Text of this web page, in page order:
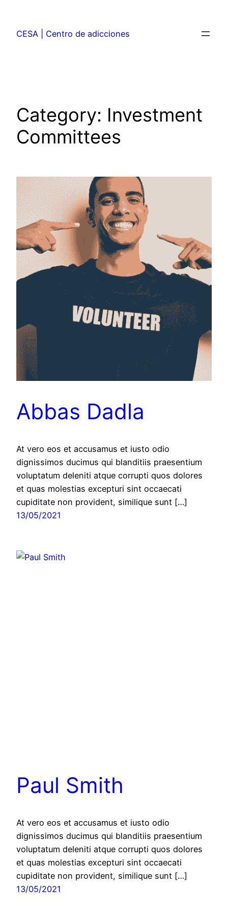
CESA | Centro de adicciones
Category: Investment
Committees
Abbas Dadla
At vero eos et accusamus et iusto odio
dignissimos ducimus qui blanditiis praesentium
voluptatum deleniti atque corrupti quos dolores
et quas molestias excepturi sint occaecati
cupiditate non provident, similique sunt […]
13/05/2021
Paul Smith
At vero eos et accusamus et iusto odio
dignissimos ducimus qui blanditiis praesentium
voluptatum deleniti atque corrupti quos dolores
et quas molestias excepturi sint occaecati
cupiditate non provident, similique sunt […]
13/05/2021